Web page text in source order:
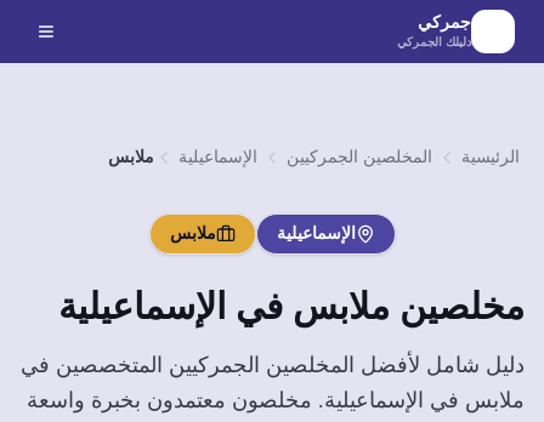
الانتقال إلى المحتوى الرئيسي
جمركي
دليلك الجمركي
الرئيسية المخلصين الجمركيين الإسماعيلية ملابس
الإسماعيلية ملابس
مخلصين ملابس في الإسماعيلية
دليل شامل لأفضل المخلصين الجمركيين المتخصصين في
ملابس في الإسماعيلية. مخلصون معتمدون بخبرة واسعة